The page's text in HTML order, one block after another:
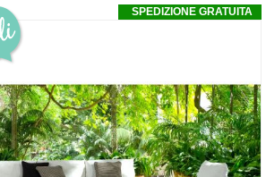
SPEDIZIONE GRATUITA